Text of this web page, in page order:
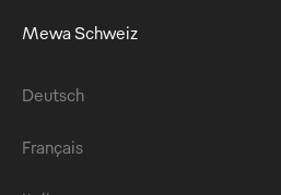
Mewa Schweiz
Deutsch
Français